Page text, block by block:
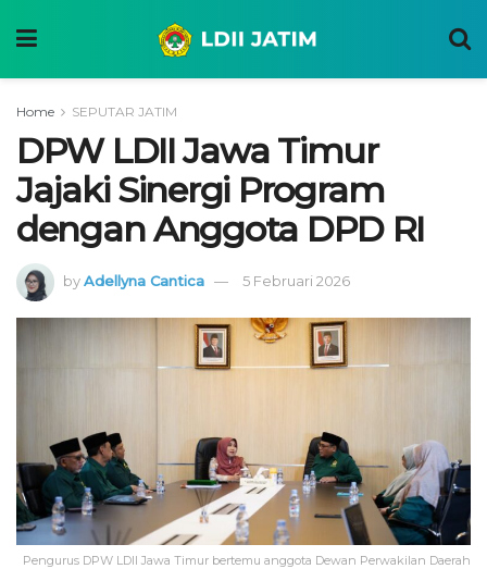
Home SEPUTAR JATIM
DPW LDII Jawa Timur
Jajaki Sinergi Program
dengan Anggota DPD RI
byAdellyna Cantica 5 Februari 2026
Pengurus DPW LDII Jawa Timur bertemu anggota Dewan Perwakilan Daerah